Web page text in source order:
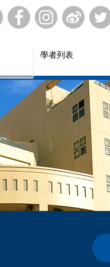
學者列表